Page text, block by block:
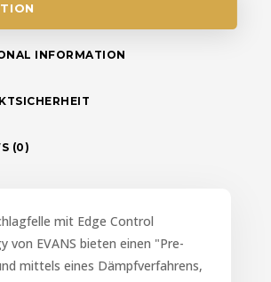
INFORMATION
(0)
mit Edge Control
von EVANS bieten einen "Pre-
mittels eines Dämpfverfahrens,